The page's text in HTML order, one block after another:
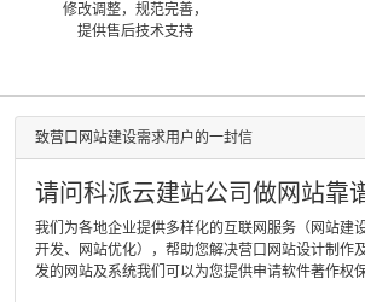
修改调整，规范完善，
提供售后技术支持
致营口网站建设需求用户的一封信
请问科派云建站公司做网站靠
我们为各地企业提供多样化的互联网服务（网站建
开发、网站优化），帮助您解决营口网站设计制作
发的网站及系统我们可以为您提供申请软件著作权